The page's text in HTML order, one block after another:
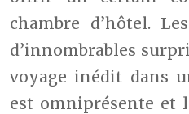
chambre d’hôtel.
d’innombrables
voyage inédit dans
est omniprésente et